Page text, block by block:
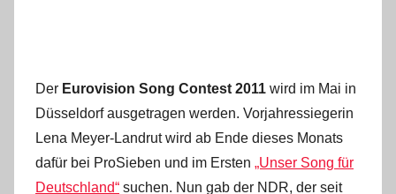
Der Eurovision Song Contest 2011 wird im Mai in
Düsseldorf ausgetragen werden. Vorjahressiegerin
Lena Meyer-Landrut wird ab Ende dieses Monats
dafür bei ProSieben und im Ersten „Unser Song für
Deutschland“ suchen. Nun gab der NDR, der seit